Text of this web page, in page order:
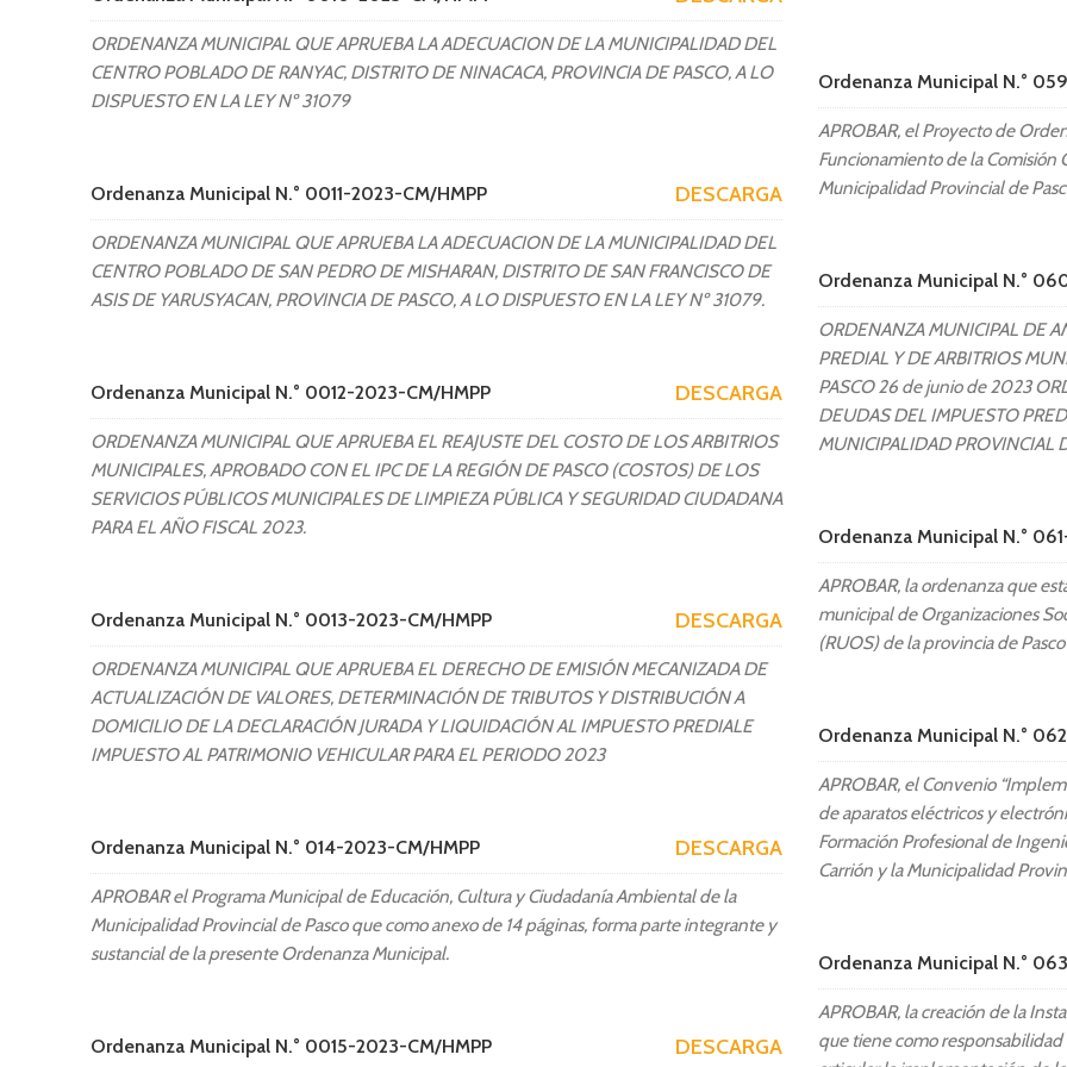
ORDENANZA MUNICIPAL QUE APRUEBA LA ADECUACION DE LA MUNICIPALIDAD DEL
CENTRO POBLADO DE RANYAC, DISTRITO DE NINACACA, PROVINCIA DE PASCO, A LO
DISPUESTO EN LA LEY Nº 31079
Ordenanza Municipal N.° 0011-2023-CM/HMPP DESCARGA
ORDENANZA MUNICIPAL QUE APRUEBA LA ADECUACION DE LA MUNICIPALIDAD DEL
CENTRO POBLADO DE SAN PEDRO DE MISHARAN, DISTRITO DE SAN FRANCISCO DE
ASIS DE YARUSYACAN, PROVINCIA DE PASCO, A LO DISPUESTO EN LA LEY Nº 31079.
Ordenanza Municipal N.° 0012-2023-CM/HMPP DESCARGA
ORDENANZA MUNICIPAL QUE APRUEBA EL REAJUSTE DEL COSTO DE LOS ARBITRIOS
MUNICIPALES, APROBADO CON EL IPC DE LA REGIÓN DE PASCO (COSTOS) DE LOS
SERVICIOS PÚBLICOS MUNICIPALES DE LIMPIEZA PÚBLICA Y SEGURIDAD CIUDADANA
PARA EL AÑO FISCAL 2023.
Ordenanza Municipal N.° 0013-2023-CM/HMPP DESCARGA
ORDENANZA MUNICIPAL QUE APRUEBA EL DERECHO DE EMISIÓN MECANIZADA DE
ACTUALIZACIÓN DE VALORES, DETERMINACIÓN DE TRIBUTOS Y DISTRIBUCIÓN A
DOMICILIO DE LA DECLARACIÓN JURADA Y LIQUIDACIÓN AL IMPUESTO PREDIALE
IMPUESTO AL PATRIMONIO VEHICULAR PARA EL PERIODO 2023
Ordenanza Municipal N.° 014-2023-CM/HMPP DESCARGA
APROBAR el Programa Municipal de Educación, Cultura y Ciudadanía Ambiental de la
Municipalidad Provincial de Pasco que como anexo de 14 páginas, forma parte integrante y
sustancial de la presente Ordenanza Municipal.
Ordenanza Municipal N.° 0015-2023-CM/HMPP DESCARGA
Ordenanza Municipal N.°
APROBAR, el Proyecto de
Funcionamiento de la Comisión
Municipalidad Provincial de
Ordenanza Municipal N.°
ORDENANZA MUNICIPAL DE
PREDIAL Y DE ARBITRIOS
PASCO 26 de junio de 2023
DEUDAS DEL IMPUESTO
MUNICIPALIDAD PROVINCIAL
Ordenanza Municipal N.°
APROBAR, la ordenanza que
municipal de Organizaciones
(RUOS) de la provincia de Pasco
Ordenanza Municipal N.°
APROBAR, el Convenio
de aparatos eléctricos y
Formación Profesional de
Carrión y la Municipalidad
Ordenanza Municipal N.°
APROBAR, la creación de la
que tiene como